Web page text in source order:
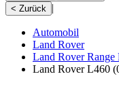
< Zurück |
Automobil
Land Rover
Land Rover Range
Land Rover L460